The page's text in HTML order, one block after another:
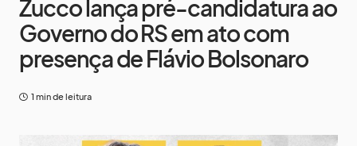
Zucco lança pré-candidatura ao
Governo do RS em ato com
presença de Flávio Bolsonaro
1 min de leitura